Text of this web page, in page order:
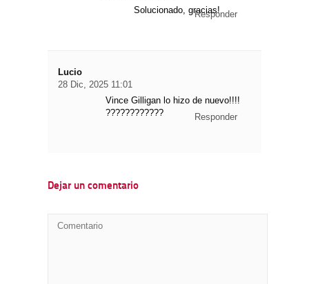
Solucionado, gracias!
Responder
Lucio
28 Dic, 2025 11:01
Vince Gilligan lo hizo de nuevo!!!!
????????????
Responder
Dejar un comentario